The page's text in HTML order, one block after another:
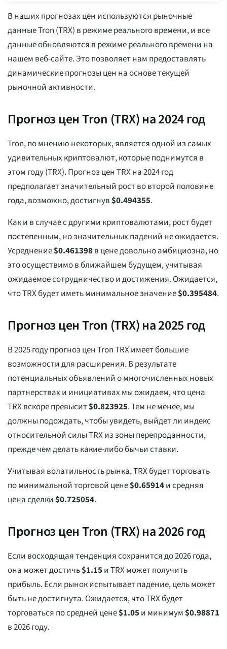
В наших прогнозах цен используются рыночные
данные Tron (TRX) в режиме реального времени, и все
данные обновляются в режиме реального времени на
нашем веб-сайте. Это позволяет нам предоставлять
динамические прогнозы цен на основе текущей
рыночной активности.
Прогноз цен Tron (TRX) на 2024 год
Tron, по мнению некоторых, является одной из самых
удивительных криптовалют, которые поднимутся в
этом году (TRX). Прогноз цен TRX на 2024 год
предполагает значительный рост во второй половине
года, возможно, достигнув$0.494355.
Как и в случае с другими криптовалютами, рост будет
постепенным, но значительных падений не ожидается.
Усреднение$0.461398в цене довольно амбициозна, но
это осуществимо в ближайшем будущем, учитывая
ожидаемое сотрудничество и достижения. Ожидается,
что TRX будет иметь минимальное значение$0.395484.
Прогноз цен Tron (TRX) на 2025 год
В 2025 году прогноз цен Tron TRX имеет большие
возможности для расширения. В результате
потенциальных объявлений о многочисленных новых
партнерствах и инициативах мы ожидаем, что цена
TRX вскоре превысит$0.823925. Тем не менее, мы
должны подождать, чтобы увидеть, выйдет ли индекс
относительной силы TRX из зоны перепроданности,
прежде чем делать какие-либо бычьи ставки.
Учитывая волатильность рынка, TRX будет торговать
по минимальной торговой цене$0.65914и средняя
цена сделки$0.725054.
Прогноз цен Tron (TRX) на 2026 год
Если восходящая тенденция сохранится до 2026 года,
она может достичь$1.15и TRX может получить
прибыль. Если рынок испытывает падение, цель может
быть не достигнута. Ожидается, что TRX будет
торговаться по средней цене$1.05и минимум$0.98871
в 2026 году.